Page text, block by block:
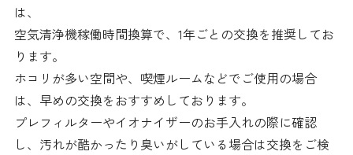
は、
空気清浄機稼働時間換算で、1年ごとの交換を推奨してお
ります。
ホコリが多い空間や、喫煙ルームなどでご使用の場合
は、早めの交換をおすすめしております。
プレフィルターやイオナイザーのお手入れの際に確認
し、汚れが酷かったり臭いがしている場合は交換をご検